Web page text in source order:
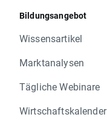
Bildungsangebot
Wissensartikel
Marktanalysen
Tägliche Webinare
Wirtschaftskalender